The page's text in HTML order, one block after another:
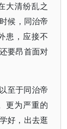
大清纷乱之
候，同治帝
患，应接不
要昂首面对
至于同治帝
更为严重的
好，出去逛